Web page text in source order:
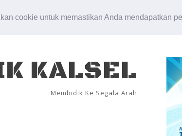
cookie untuk memastikan Anda mendapatkan
KALSEL
Membidik Ke Segala Arah